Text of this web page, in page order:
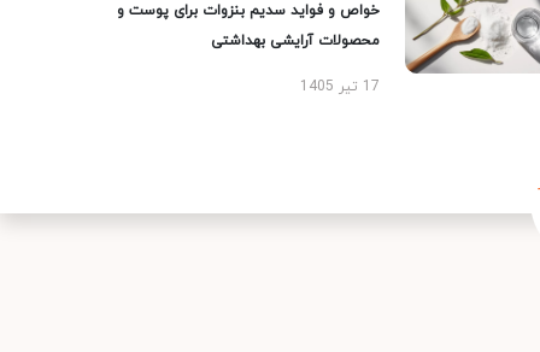
خواص و فواید سدیم بنزوات برای پوست و
محصولات آرایشی بهداشتی
17 تیر 1405